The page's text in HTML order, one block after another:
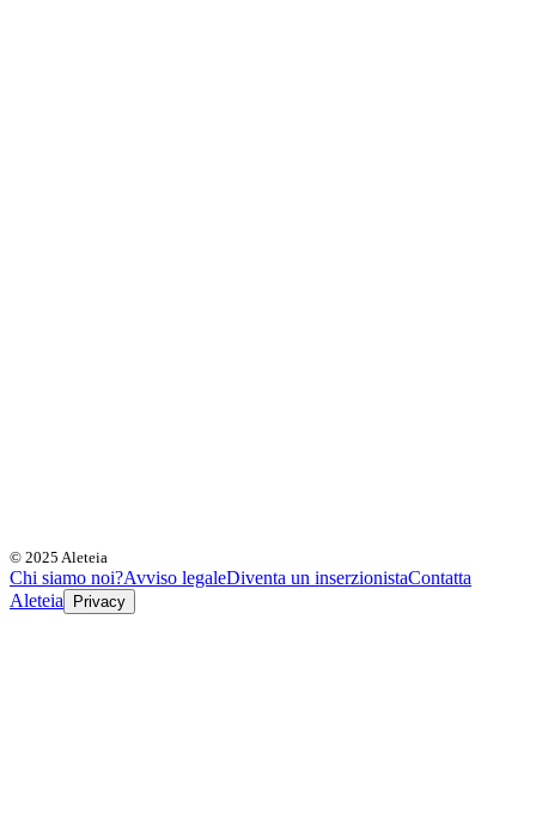
© 2025 Aleteia
Chi siamo noi?Avviso legaleDiventa un inserzionistaContatta
Aleteia
Privacy